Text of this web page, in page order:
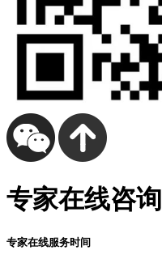
专家在线咨询
专家在线服务时间